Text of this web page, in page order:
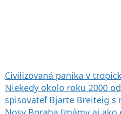
Civilizovaná panika v
Niekedy okolo roku 2000
spisovateľ Bjarte Breiteig s